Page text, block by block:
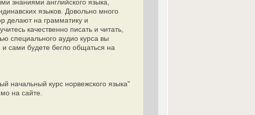
знаниями английского языка,
языков. Довольно много
делают на грамматику и
качественно писать и читать,
специального аудио курса вы
сами будете бегло общаться на
начальный курс норвежского языка"
на сайте.